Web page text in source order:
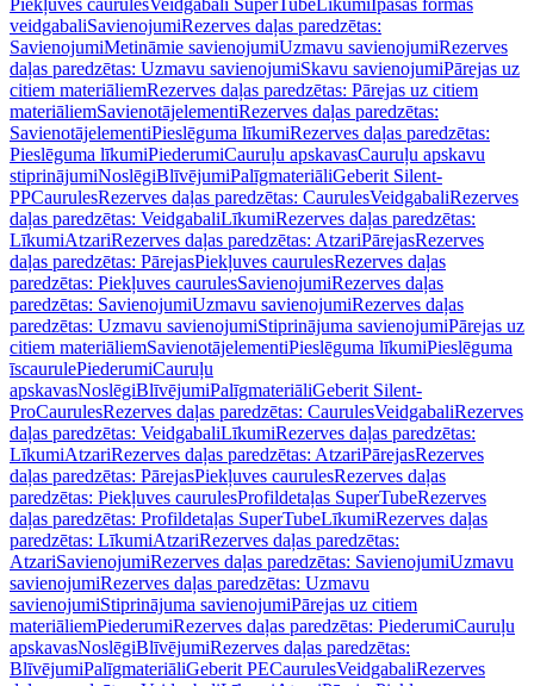
Piekļuves caurulesVeidgabali SuperTubeLīkumiĪpašas formas
veidgabaliSavienojumiRezerves daļas paredzētas:
SavienojumiMetināmie savienojumiUzmavu savienojumiRezerves
daļas paredzētas: Uzmavu savienojumiSkavu savienojumiPārejas uz
citiem materiāliemRezerves daļas paredzētas: Pārejas uz citiem
materiāliemSavienotājelementiRezerves daļas paredzētas:
SavienotājelementiPieslēguma līkumiRezerves daļas paredzētas:
Pieslēguma līkumiPiederumiCauruļu apskavasCauruļu apskavu
stiprinājumiNoslēgiBlīvējumiPalīgmateriāliGeberit Silent-
PPCaurulesRezerves daļas paredzētas: CaurulesVeidgabaliRezerves
daļas paredzētas: VeidgabaliLīkumiRezerves daļas paredzētas:
LīkumiAtzariRezerves daļas paredzētas: AtzariPārejasRezerves
daļas paredzētas: PārejasPiekļuves caurulesRezerves daļas
paredzētas: Piekļuves caurulesSavienojumiRezerves daļas
paredzētas: SavienojumiUzmavu savienojumiRezerves daļas
paredzētas: Uzmavu savienojumiStiprinājuma savienojumiPārejas uz
citiem materiāliemSavienotājelementiPieslēguma līkumiPieslēguma
īscaurulePiederumiCauruļu
apskavasNoslēgiBlīvējumiPalīgmateriāliGeberit Silent-
ProCaurulesRezerves daļas paredzētas: CaurulesVeidgabaliRezerves
daļas paredzētas: VeidgabaliLīkumiRezerves daļas paredzētas:
LīkumiAtzariRezerves daļas paredzētas: AtzariPārejasRezerves
daļas paredzētas: PārejasPiekļuves caurulesRezerves daļas
paredzētas: Piekļuves caurulesProfildetaļas SuperTubeRezerves
daļas paredzētas: Profildetaļas SuperTubeLīkumiRezerves daļas
paredzētas: LīkumiAtzariRezerves daļas paredzētas:
AtzariSavienojumiRezerves daļas paredzētas: SavienojumiUzmavu
savienojumiRezerves daļas paredzētas: Uzmavu
savienojumiStiprinājuma savienojumiPārejas uz citiem
materiāliemPiederumiRezerves daļas paredzētas: PiederumiCauruļu
apskavasNoslēgiBlīvējumiRezerves daļas paredzētas:
BlīvējumiPalīgmateriāliGeberit PECaurulesVeidgabaliRezerves